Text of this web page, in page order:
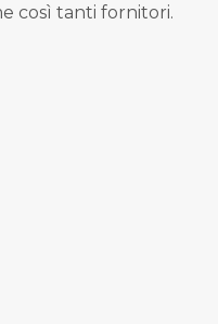
così tanti fornitori.